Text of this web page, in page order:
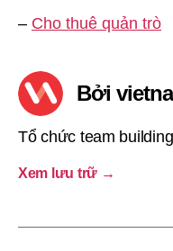
– Cho thuê quản trò
Bởi
Tổ chức team
Xem lưu trữ →